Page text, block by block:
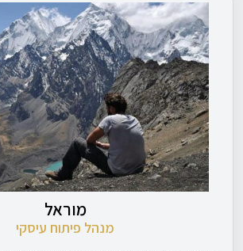
מוראל
מנהל פיתוח עיסקי